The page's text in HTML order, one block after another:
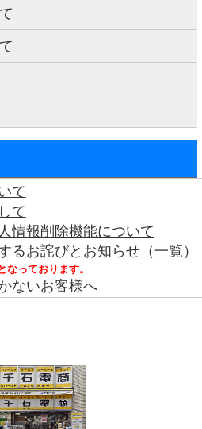
て
て
情報削除機能について
お詫びとお知らせ（一覧）
っております。
ないお客様へ